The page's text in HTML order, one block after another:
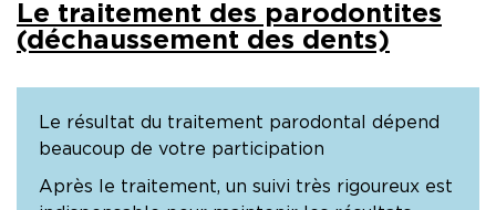
Le traitement des parodontites
(déchaussement des dents)
Le résultat du traitement parodontal dépend
beaucoup de votre participation
Après le traitement, un suivi très rigoureux est